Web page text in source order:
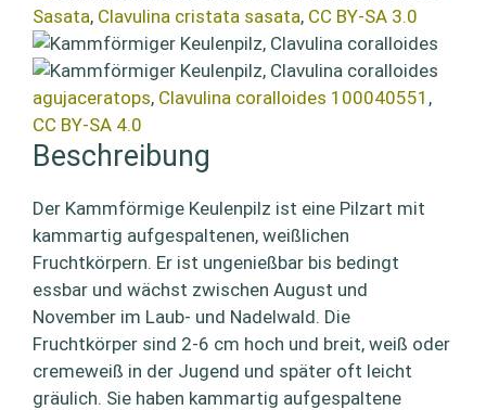
Sasata, Clavulina cristata sasata, CC BY-SA 3.0
agujaceratops, Clavulina coralloides 100040551 ,
CC BY-SA 4.0
Beschreibung
Der Kammförmige Keulenpilz ist eine Pilzart mit
kammartig aufgespaltenen, weißlichen
Fruchtkörpern. Er ist ungenießbar bis bedingt
essbar und wächst zwischen August und
November im Laub- und Nadelwald. Die
Fruchtkörper sind 2-6 cm hoch und breit, weiß oder
cremeweiß in der Jugend und später oft leicht
gräulich. Sie haben kammartig aufgespaltene